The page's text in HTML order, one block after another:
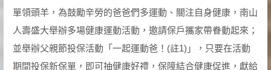
單領頭羊，為鼓勵辛勞的爸爸們多運動、關注自身健康，南山
人壽盛大舉辦多場健康運動活動，邀請保戶攜家帶眷動起來；
並舉辦父親節投保活動「一起運動爸！(註1)」，只要在活動
期間投保新保單，即可抽健康好禮，保障結合健康促進，獻給